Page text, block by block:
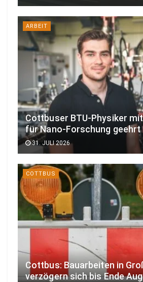
ARBEIT
Cottbuser BTU-Physiker
für Nano-Forschung geehrt
31. JULI 2026
COTTBUS
Cottbus: Bauarbeiten in
verzögern sich bis Ende